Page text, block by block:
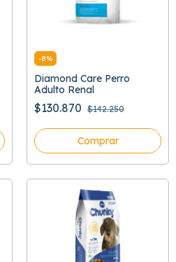
-8%
Diamond Care Perro
Adulto Renal
$130.870 $142.250
Comprar